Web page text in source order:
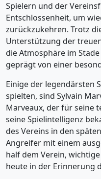
Spielern und der
Entschlossenheit, um
zurückzukehren. Trotz
Unterstützung der
die Atmosphäre im
geprägt von einer
Einige der legendärsten
spielten, sind Sylvain
Marveaux, der für seine
seine Spielintelligenz
des Vereins in den
Angreifer mit einem
half dem Verein,
heute in der Erinnerung